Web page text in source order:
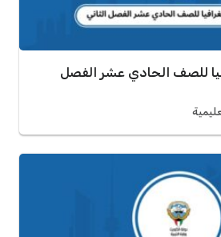
للصف الحادي عشر الفصل